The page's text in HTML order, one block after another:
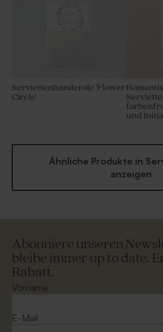
Serviettenbanderole 'Flower
Circle'
und
Ähnliche Produkte in
anzeigen
Abonniere unseren
bleibe immer up to date.
Rabatt.
Vorname
E-Mail